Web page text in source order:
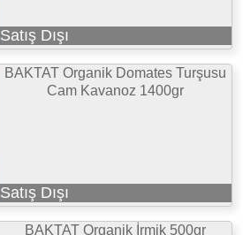
Satış Dışı
BAKTAT Organik Domates Turşusu
Cam Kavanoz 1400gr
Satış Dışı
BAKTAT Organik İrmik 500gr